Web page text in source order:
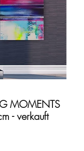
MOMENTS
- verkauft